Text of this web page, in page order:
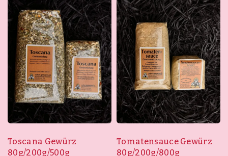
Toscana Gewürz
80g/200g/500g
Tomatensauce Gewürz
80g/200g/800g